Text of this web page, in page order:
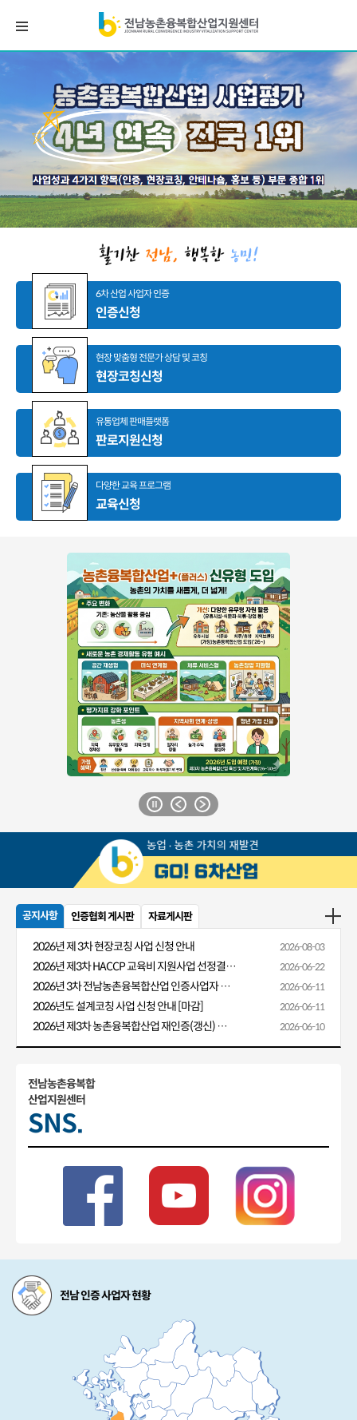
6차 산업 사업자 인증
인증신청
현장 맞춤형 전문가 상담 및 코칭
현장코칭신청
유통업체 판매플랫폼
판로지원신청
다양한 교육 프로그램
교육신청
공지사항 인증협회 게시판 자료게시판
2026년 제 3차 현장코칭 사업 신청 안내 2026-08-03
2026년 제3차 HACCP 교육비 지원사업 선정결과 알림 2026-06-22
2026년 3차 전남농촌융복합산업 인증사업자 HACCP 교육비 지원 안내 2026-06-11
2026년도 설계코칭 사업 신청 안내 [마감] 2026-06-11
2026년 제3차 농촌융복합산업 재인증(갱신) 신청 안내 2026-06-10
전남농촌융복합
산업지원센터
SNS.
전남 인증 사업자 현황